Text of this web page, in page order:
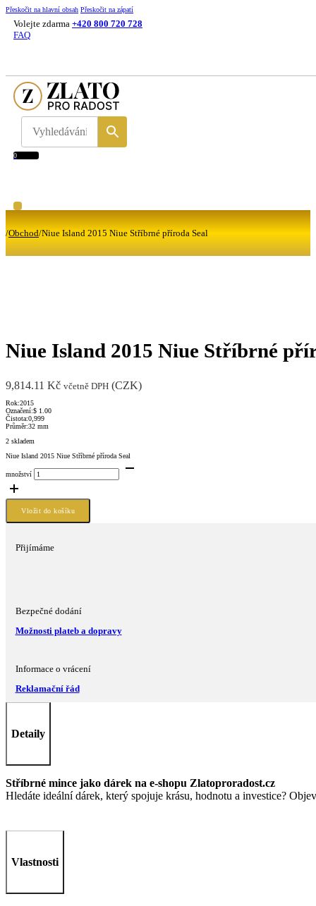
Přeskočit na hlavní obsah Přeskočit na zápatí
Volejte zdarma +420 800 720 728
FAQ
0
/Obchod/Niue Island 2015 Niue Stříbrné příroda Seal
Niue Island 2015 Niue Stříbrné
9,814.11 Kč včetně DPH (CZK)
Rok:2015
Označení:$ 1.00
Čistota:0,999
Průměr:32 mm
2 skladem
Niue Island 2015 Niue Stříbrné příroda Seal
množství
Vložit do košíku
Přijímáme
Bezpečné dodání
Možnosti plateb a dopravy
Informace o vrácení
Reklamační řád
Detaily
Stříbrné mince jako dárek na e-shopu Zlatoproradost.cz
Hledáte ideální dárek, který spojuje krásu, hodnotu a investice?
Vlastnosti